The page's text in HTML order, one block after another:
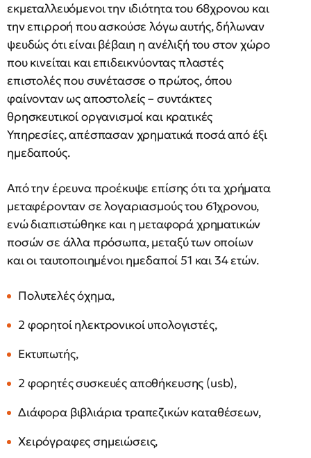
εκμεταλλευόμενοι την ιδιότητα του 68χρονου και
την επιρροή που ασκούσε λόγω αυτής, δήλωναν
ψευδώς ότι είναι βέβαιη η ανέλιξή του στον χώρο
που κινείται και επιδεικνύοντας πλαστές
επιστολές που συνέτασσε ο πρώτος, όπου
φαίνονταν ως αποστολείς – συντάκτες
θρησκευτικοί οργανισμοί και κρατικές
Υπηρεσίες, απέσπασαν χρηματικά ποσά από έξι
ημεδαπούς.
Από την έρευνα προέκυψε επίσης ότι τα χρήματα
μεταφέρονταν σε λογαριασμούς του 61χρονου,
ενώ διαπιστώθηκε και η μεταφορά χρηματικών
ποσών σε άλλα πρόσωπα, μεταξύ των οποίων
και οι ταυτοποιημένοι ημεδαποί 51 και 34 ετών.
Πολυτελές όχημα,
2 φορητοί ηλεκτρονικοί υπολογιστές,
Εκτυπωτής,
2 φορητές συσκευές αποθήκευσης (usb),
Διάφορα βιβλιάρια τραπεζικών καταθέσεων,
Χειρόγραφες σημειώσεις,